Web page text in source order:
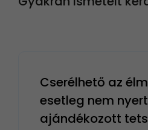
Cserélhető az
esetleg nem
ajándékozott